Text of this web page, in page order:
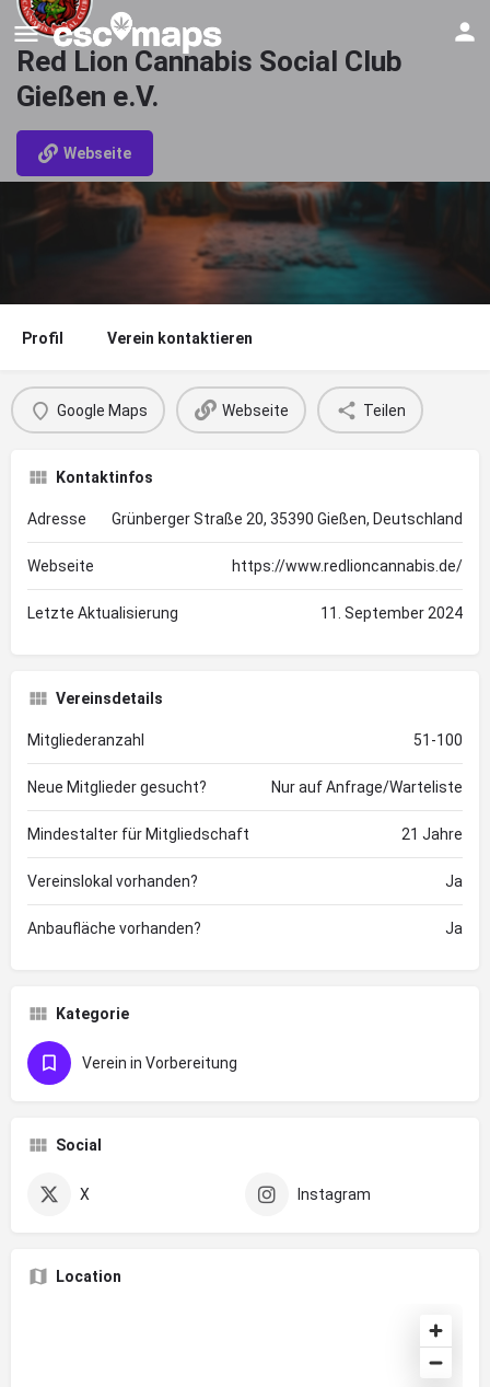
Red Lion Cannabis Social Club
Gießen e.V.
Webseite
Profil Verein kontaktieren
Google Maps Webseite Teilen
Kontaktinfos
Adresse Grünberger Straße 20, 35390 Gießen, Deutschland
Webseite https://www.redlioncannabis.de/
Letzte Aktualisierung 11. September 2024
Vereinsdetails
Mitgliederanzahl 51-100
Neue Mitglieder gesucht? Nur auf Anfrage/Warteliste
Mindestalter für Mitgliedschaft 21 Jahre
Vereinslokal vorhanden? Ja
Anbaufläche vorhanden? Ja
Kategorie
Verein in Vorbereitung
Social
X Instagram
Location